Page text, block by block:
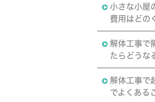
小さな小屋
費用はどの
解体工事で
たらどうな
解体工事で
でよくある